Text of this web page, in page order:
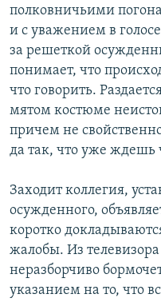
полковничьими
и с уважением в
за решеткой
понимает, что
что говорить.
мятом костюме
причем не
да так, что уже ждешь
Заходит коллегия,
осужденного,
коротко
жалобы. Из
неразборчиво
указанием на то, что